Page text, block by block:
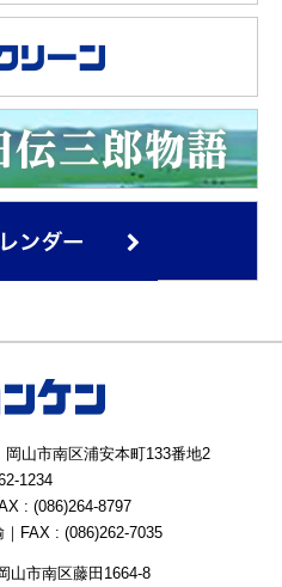
山市南区浦安本町133番地2
1234
: (086)264-8797
FAX : (086)262-7035
山市南区藤田1664-8